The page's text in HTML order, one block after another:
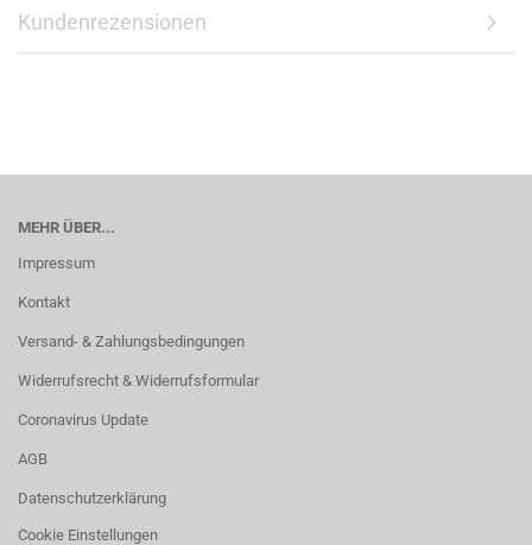
Kundenrezensionen
MEHR ÜBER...
Impressum
Kontakt
Versand- & Zahlungsbedingungen
Widerrufsrecht & Widerrufsformular
Coronavirus Update
AGB
Datenschutzerklärung
Cookie Einstellungen